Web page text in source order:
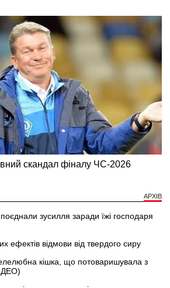
АРХІВ
зусилля заради їжі господаря
ефектів відмови від твердого сиру
кішка, що потоваришувала з